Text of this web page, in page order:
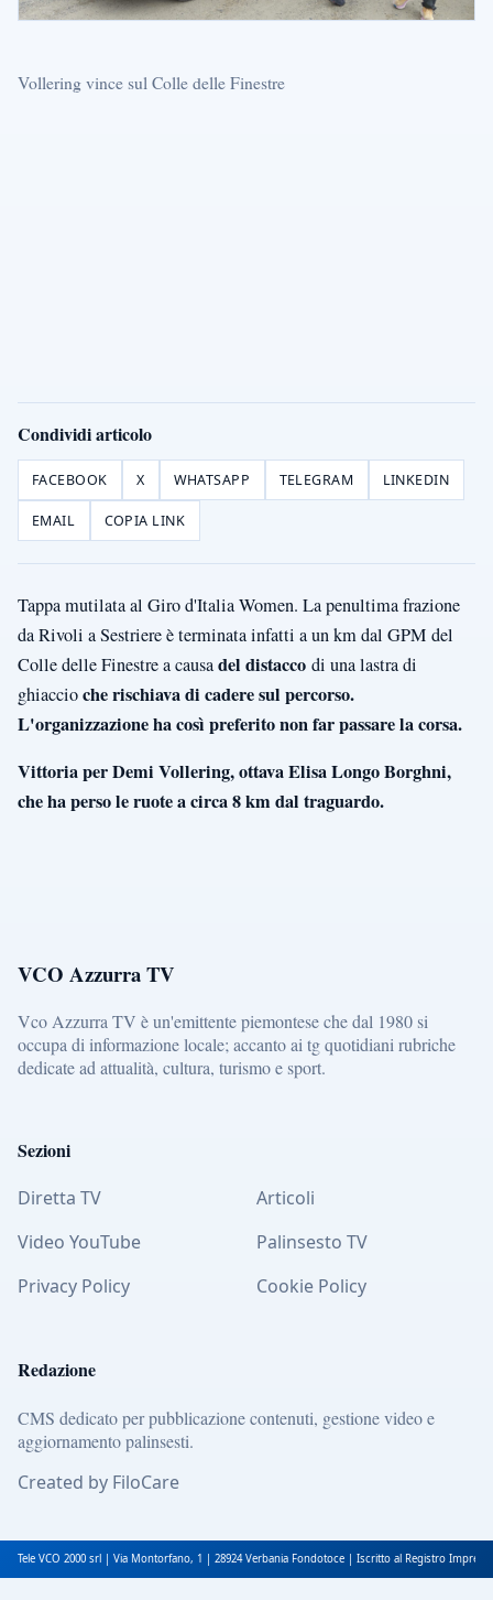
Vollering vince sul Colle delle Finestre
Condividi articolo
FACEBOOK X WHATSAPP TELEGRAM LINKEDIN
EMAIL COPIA LINK
Tappa mutilata al Giro d'Italia Women. La penultima frazione
da Rivoli a Sestriere è terminata infatti a un km dal GPM del
Colle delle Finestre a causadel distacco di una lastra di
ghiaccioche rischiava di cadere sul percorso.
L'organizzazione ha così preferito non far passare la corsa.
Vittoria per Demi Vollering, ottava Elisa Longo Borghni,
che ha perso le ruote a circa 8 km dal traguardo.
VCO Azzurra TV
Vco Azzurra TV è un'emittente piemontese che dal 1980 si
occupa di informazione locale; accanto ai tg quotidiani rubriche
dedicate ad attualità, cultura, turismo e sport.
Sezioni
Diretta TV
Articoli
Video YouTube
Palinsesto TV
Privacy Policy
Cookie Policy
Redazione
CMS dedicato per pubblicazione contenuti, gestione video e
aggiornamento palinsesti.
Created by FiloCare
Tele VCO 2000 srl | Via Montorfano, 1 | 28924 Verbania Fondotoce | Iscritto al Registro Imprese